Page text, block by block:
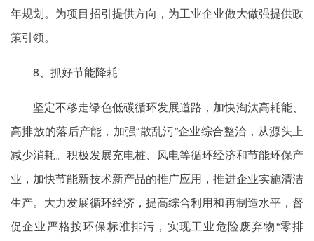
年规划。为项目招引提供方向，为工业企业做大做强提供政
策引领。
8、抓好节能降耗
坚定不移走绿色低碳循环发展道路，加快淘汰高耗能、
高排放的落后产能，加强“散乱污”企业综合整治，从源头上
减少消耗。积极发展充电桩、风电等循环经济和节能环保产
业，加快节能新技术新产品的推广应用，推进企业实施清洁
生产。大力发展循环经济，提高综合利用和再制造水平，督
促企业严格按环保标准排污，实现工业危险废弃物“零排